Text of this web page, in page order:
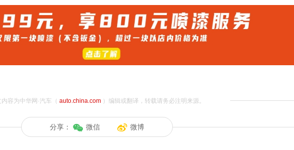
容为中华网·汽车（ auto.china.com）编辑或翻译，转载请务必注明来源。
分享： 微信 微博